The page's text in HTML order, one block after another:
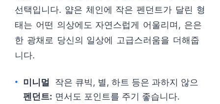
선택입니다. 얇은 체인에 작은 펜던트가 달린 형
태는 어떤 의상에도 자연스럽게 어울리며, 은은
한 광채로 당신의 일상에 고급스러움을 더해줍
니다.
미니멀
펜던트:
작은 큐빅, 별, 하트 등은 과하지 않으
면서도 포인트를 주기 좋습니다.